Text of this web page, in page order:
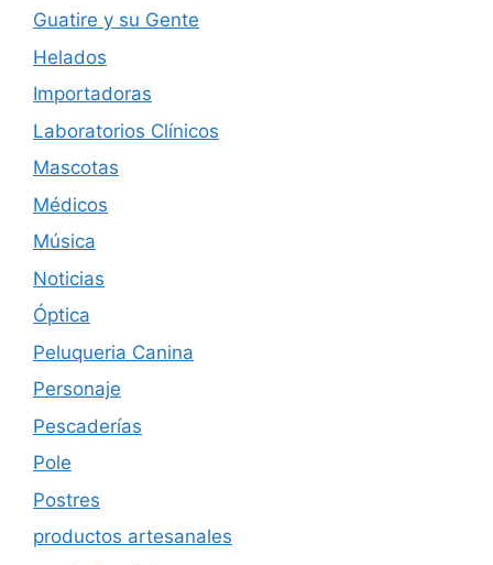
Guatire y su Gente
Helados
Importadoras
Laboratorios Clínicos
Mascotas
Médicos
Música
Noticias
Óptica
Peluqueria Canina
Personaje
Pescaderías
Pole
Postres
productos artesanales